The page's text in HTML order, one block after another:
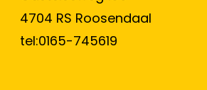
4704 RS Roosendaal
tel:0165-745619